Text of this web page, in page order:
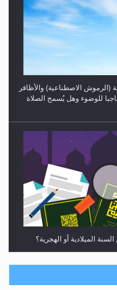
في سبيل إرساء الأمن
(الرموش الاصطناعية) والأظافر
للوضوء وهل يُسمح الصلاة
الميلادية أو الهجرية؟